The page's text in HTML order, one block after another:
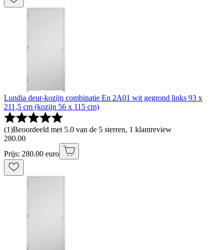
Lundia deur-kozijn combinatie En 2A01 wit gegrond links 93 x
211,5 cm (kozijn 56 x 115 cm)
(1)Beoordeeld met 5.0 van de 5 sterren, 1 klantreview
280.00
Prijs: 280.00 euro